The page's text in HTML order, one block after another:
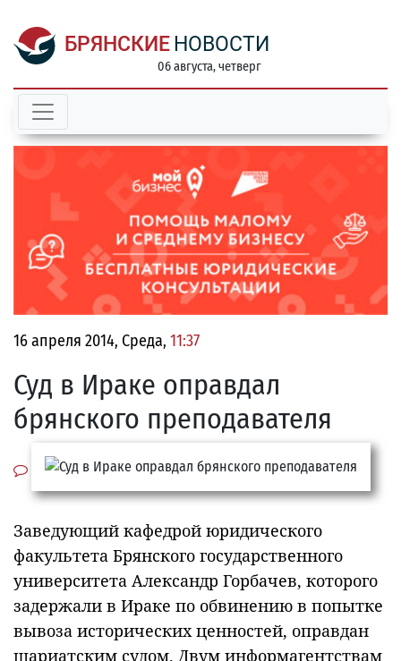
БРЯНСКИЕ НОВОСТИ
06 августа, четверг
16 апреля 2014, Среда, 11:37
Суд в Ираке оправдал
брянского преподавателя
Заведующий кафедрой юридического
факультета Брянского государственного
университета Александр Горбачев, которого
задержали в Ираке по обвинению в попытке
вывоза исторических ценностей, оправдан
шариатским судом. Двум информагентствам